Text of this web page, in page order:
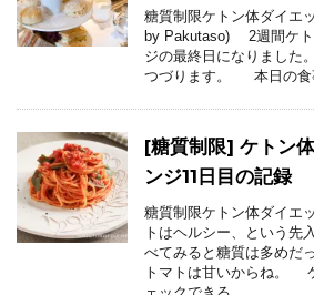
糖質制限ケトン体ダイエ
by Pakutaso) 2週間ケト
ジの最終日になりまし
つづります。 本日の食
[糖質制限] ケトン
ンジ11日目の記録
糖質制限ケトン体ダイ
トはヘルシー、という先
べてみると糖質は多めだ
トマトは甘いからね。